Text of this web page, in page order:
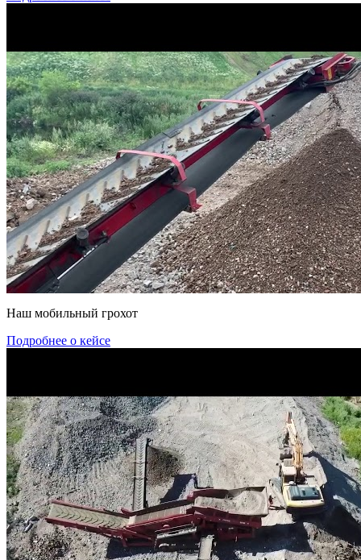
Наш мобильный грохот
Подробнее о кейсе